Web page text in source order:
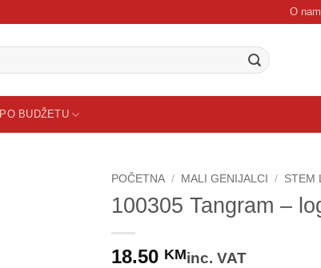
O
PO BUDŽETU
POČETNA / MALI GENIJALCI / STEM
100305 Tangram –
18.50 KMinc. VAT